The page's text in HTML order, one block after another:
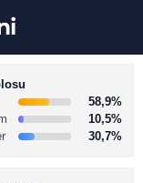
58,9%
10,5%
30,7%